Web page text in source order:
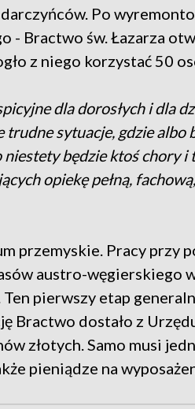
Po
- Bractwo św. Łazarza
z niego korzystać 50
dla dorosłych i dla
sytuacje, gdzie albo
będzie ktoś chory i
opiekę pełną,
przemyskie. Pracy przy
austro-węgierskiego
pierwszy etap
Bractwo dostało z
złotych. Samo musi
pieniądze na